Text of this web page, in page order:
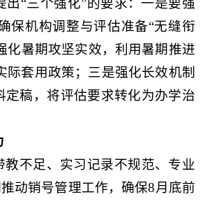
“三个强化”的要求：一是要强
保机构调整与评估准备“无缝衔
化暑期攻坚实效，利用暑期推进
套用政策；三是强化长效机制
稿，将评估要求转化为办学治
不足、实习记录不规范、专业
动销号管理工作，确保8月底前